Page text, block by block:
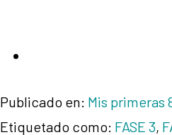
Publicado en: Mis primeras
Etiquetado como: FASE 3,